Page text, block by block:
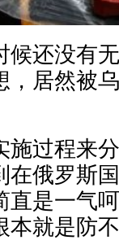
候还没有
，居然被
施过程来
在俄罗斯
直是一气
就是防不